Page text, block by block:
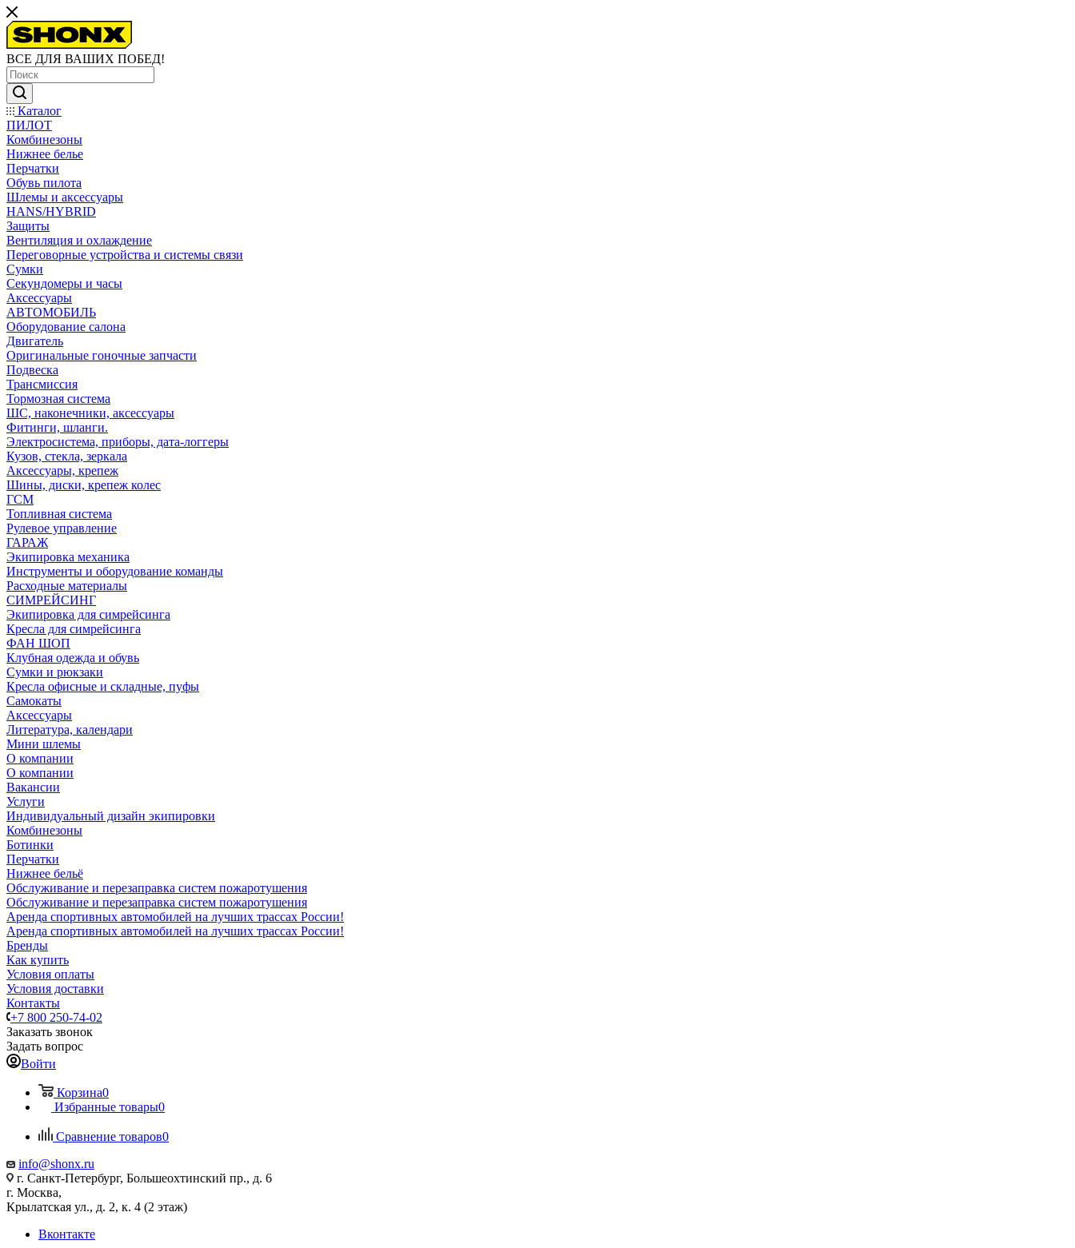
ВСЕ ДЛЯ ВАШИХ ПОБЕД!
Каталог
ПИЛОТ
Комбинезоны
Нижнее белье
Перчатки
Обувь пилота
Шлемы и аксессуары
HANS/HYBRID
Защиты
Вентиляция и охлаждение
Переговорные устройства и системы связи
Сумки
Секундомеры и часы
Аксессуары
АВТОМОБИЛЬ
Оборудование салона
Двигатель
Оригинальные гоночные запчасти
Подвеска
Трансмиссия
Тормозная система
ШС, наконечники, аксессуары
Фитинги, шланги.
Электросистема, приборы, дата-логгеры
Кузов, стекла, зеркала
Аксессуары, крепеж
Шины, диски, крепеж колес
ГСМ
Топливная система
Рулевое управление
ГАРАЖ
Экипировка механика
Инструменты и оборудование команды
Расходные материалы
СИМРЕЙСИНГ
Экипировка для симрейсинга
Кресла для симрейсинга
ФАН ШОП
Клубная одежда и обувь
Сумки и рюкзаки
Кресла офисные и складные, пуфы
Самокаты
Аксессуары
Литература, календари
Мини шлемы
О компании
О компании
Вакансии
Услуги
Индивидуальный дизайн экипировки
Комбинезоны
Ботинки
Перчатки
Нижнее бельё
Обслуживание и перезаправка систем пожаротушения
Обслуживание и перезаправка систем пожаротушения
Аренда спортивных автомобилей на лучших трассах России!
Аренда спортивных автомобилей на лучших трассах России!
Бренды
Как купить
Условия оплаты
Условия доставки
Контакты
+7 800 250-74-02
Заказать звонок
Задать вопрос
Войти
Корзина0
Избранные товары0
Сравнение товаров0
info@shonx.ru
г. Санкт-Петербург, Большеохтинский пр., д. 6
г. Москва,
Крылатская ул., д. 2, к. 4 (2 этаж)
Вконтакте